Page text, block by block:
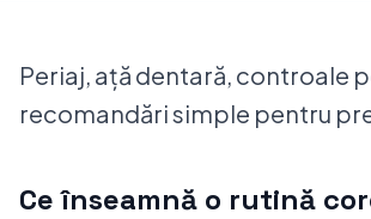
Periaj, ață dentară, controale
recomandări simple pentru
Ce înseamnă o rutină